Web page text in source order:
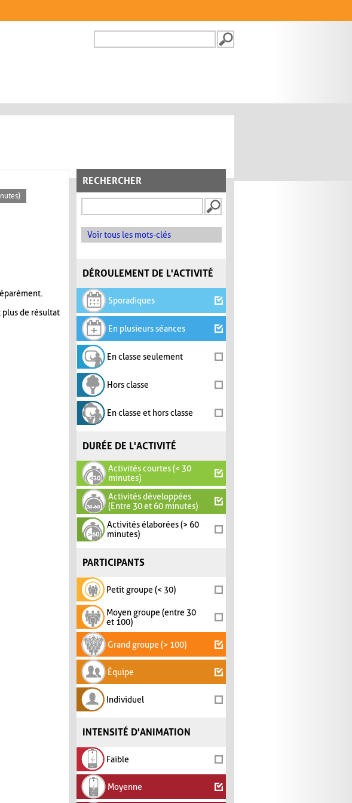
FORMULAIRE DE
RECHERCHER
Voir tous les mots-clés
DÉROULEMENT DE L'ACTIVITÉ
Sporadiques
En plusieurs séances
En classe seulement
Hors classe
En classe et hors classe
DURÉE DE L'ACTIVITÉ
Activités courtes (< 30
minutes)
Activités développées
(Entre 30 et 60 minutes)
Activités élaborées (> 60
minutes)
PARTICIPANTS
Petit groupe (< 30)
Moyen groupe (entre 30
et 100)
Grand groupe (> 100)
Équipe
Individuel
INTENSITÉ D'ANIMATION
Faible
Moyenne
de résultat